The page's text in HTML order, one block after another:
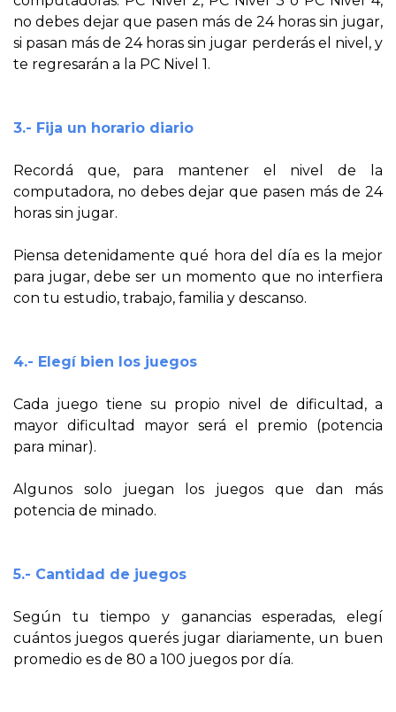
no debes dejar que pasen más de 24 horas sin jugar,
si pasan más de 24 horas sin jugar perderás el nivel, y
te regresarán a la PC Nivel 1.
3.- Fija un horario diario
Recordá que, para mantener el nivel de la
computadora, no debes dejar que pasen más de 24
horas sin jugar.
Piensa detenidamente qué hora del día es la mejor
para jugar, debe ser un momento que no interfiera
con tu estudio, trabajo, familia y descanso.
4.- Elegí bien los juegos
Cada juego tiene su propio nivel de dificultad, a
mayor dificultad mayor será el premio (potencia
para minar).
Algunos solo juegan los juegos que dan más
potencia de minado.
5.- Cantidad de juegos
Según tu tiempo y ganancias esperadas, elegí
cuántos juegos querés jugar diariamente, un buen
promedio es de 80 a 100 juegos por día.